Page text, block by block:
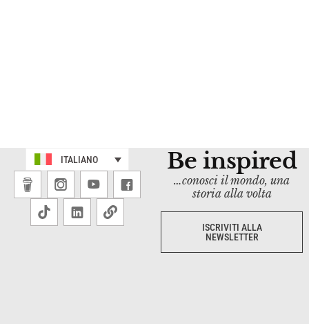
ITALIANO Be inspired
…conosci il mondo, una
storia alla volta
ISCRIVITI ALLA
NEWSLETTER